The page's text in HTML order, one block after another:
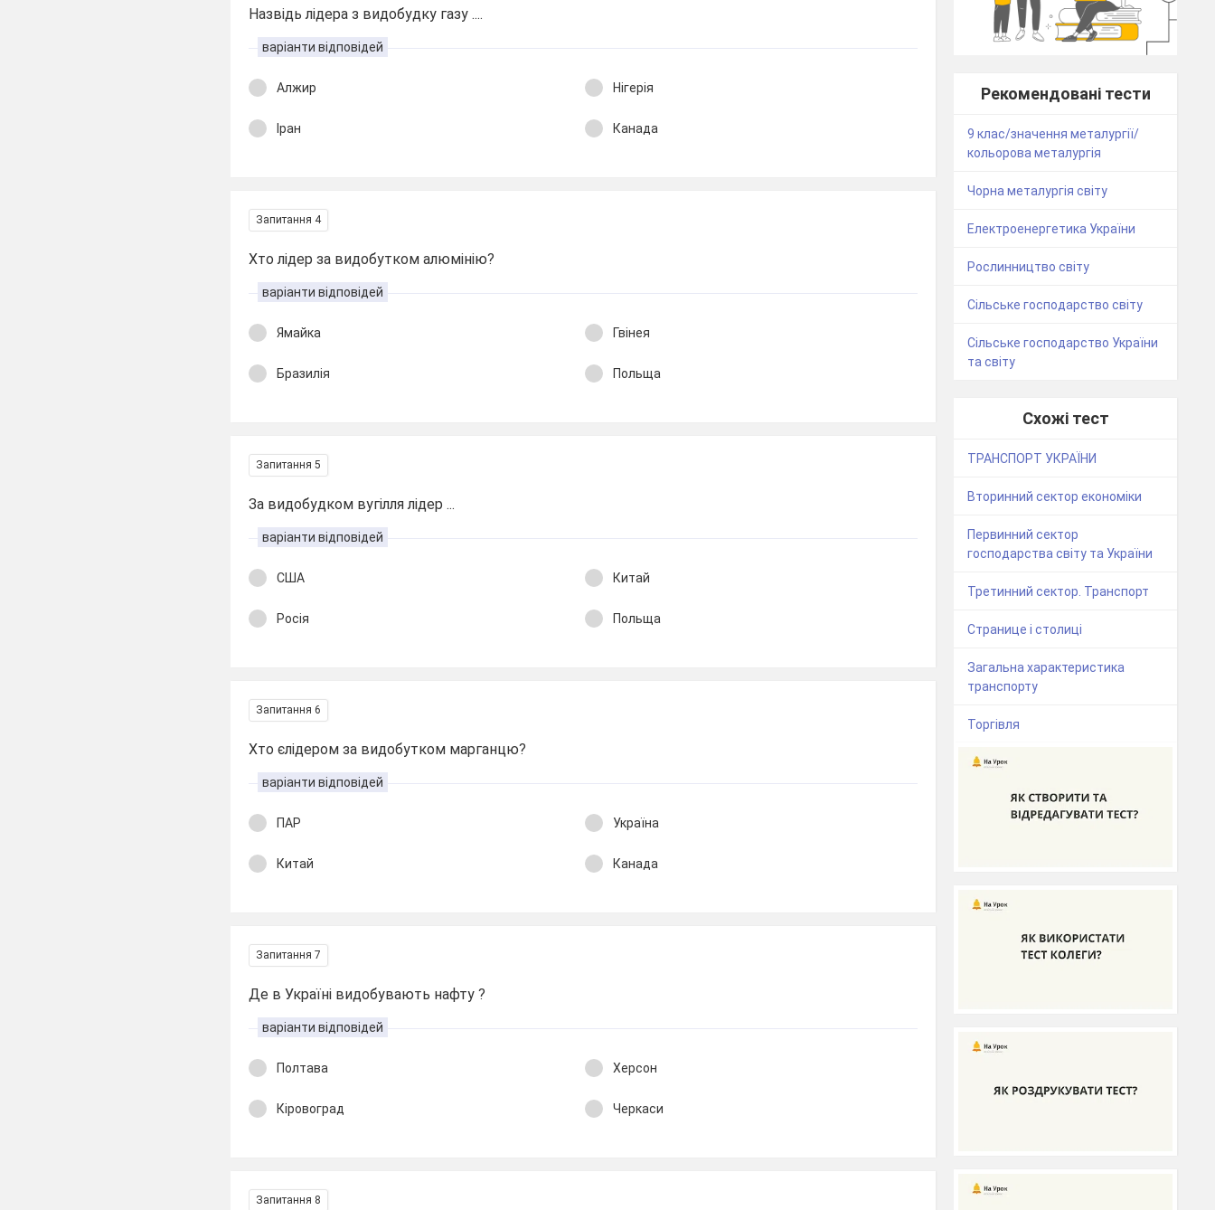
Назвідь лідера з видобудку газу ....
варіанти відповідей
Алжир Нігерія
Іран Канада
Запитання 4
Хто лідер за видобутком алюмінію?
варіанти відповідей
Ямайка Гвінея
Бразилія Польща
Запитання 5
За видобудком вугілля лідер ...
варіанти відповідей
США Китай
Росія Польща
Запитання 6
Хто єлідером за видобутком марганцю?
варіанти відповідей
ПАР Україна
Китай Канада
Запитання 7
Де в Україні видобувають нафту ?
варіанти відповідей
Полтава Херсон
Кіровоград Черкаси
Запитання 8
Рекомендовані тести
9 клас/значення металургії/
кольорова металургія
Чорна металургія світу
Електроенергетика України
Рослинництво світу
Сільське господарство світу
Сільське господарство України
та світу
Схожі тест
ТРАНСПОРТ УКРАЇНИ
Вторинний сектор економіки
Первинний сектор
господарства світу та України
Третинний сектор. Транспорт
Странице і столиці
Загальна характеристика
транспорту
Торгівля